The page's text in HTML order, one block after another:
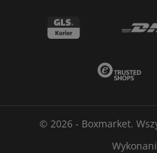
© 2026 - Boxmarket.